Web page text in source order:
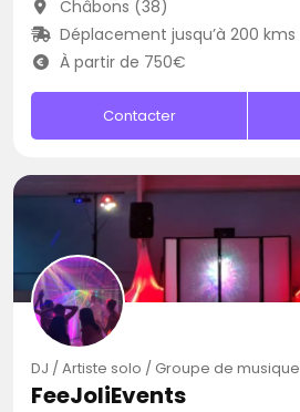
Châbons (38)
Déplacement jusqu’à 200 kms
À partir de 750€
Contacter
DJ / Artiste solo / Groupe de musique
FeeJoliEvents